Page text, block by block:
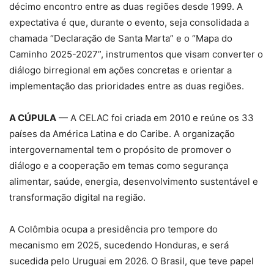
décimo encontro entre as duas regiões desde 1999. A
expectativa é que, durante o evento, seja consolidada a
chamada “Declaração de Santa Marta” e o “Mapa do
Caminho 2025-2027”, instrumentos que visam converter o
diálogo birregional em ações concretas e orientar a
implementação das prioridades entre as duas regiões.
A CÚPULA — A CELAC foi criada em 2010 e reúne os 33
países da América Latina e do Caribe. A organização
intergovernamental tem o propósito de promover o
diálogo e a cooperação em temas como segurança
alimentar, saúde, energia, desenvolvimento sustentável e
transformação digital na região.
A Colômbia ocupa a presidência pro tempore do
mecanismo em 2025, sucedendo Honduras, e será
sucedida pelo Uruguai em 2026. O Brasil, que teve papel